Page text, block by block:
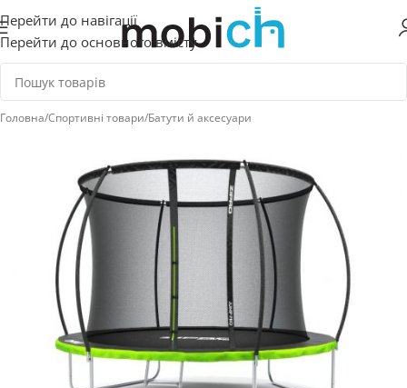
Перейти до навігації
Перейти до основного вмісту
Головна/Спортивні товари/Батути й аксесуари